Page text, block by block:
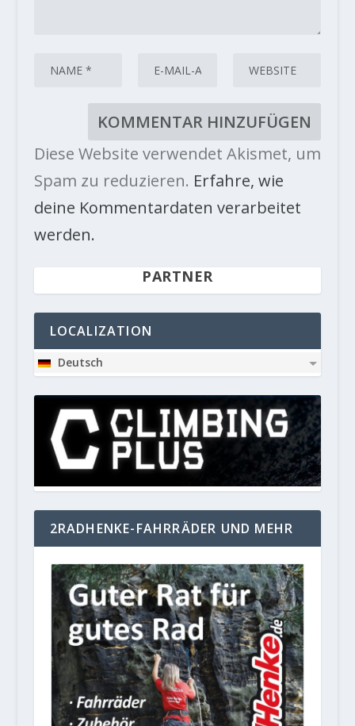
Diese Website verwendet Akismet, um
Spam zu reduzieren. Erfahre, wie
deine Kommentardaten verarbeitet
werden.
PARTNER
LOCALIZATION
Deutsch
2RADHENKE-FAHRRÄDER UND MEHR